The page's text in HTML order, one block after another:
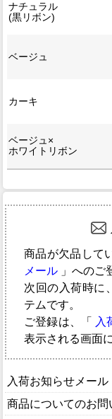
ナチュラル
(黒リボン)
ベージュ
カーキ
ベージュ×
ホワイトリボン
商品が欠品して
メール 」へのご
次回の入荷時に
テムです。
ご登録は、「
入
表示される画面
入荷お知らせメール
商品についてのお問